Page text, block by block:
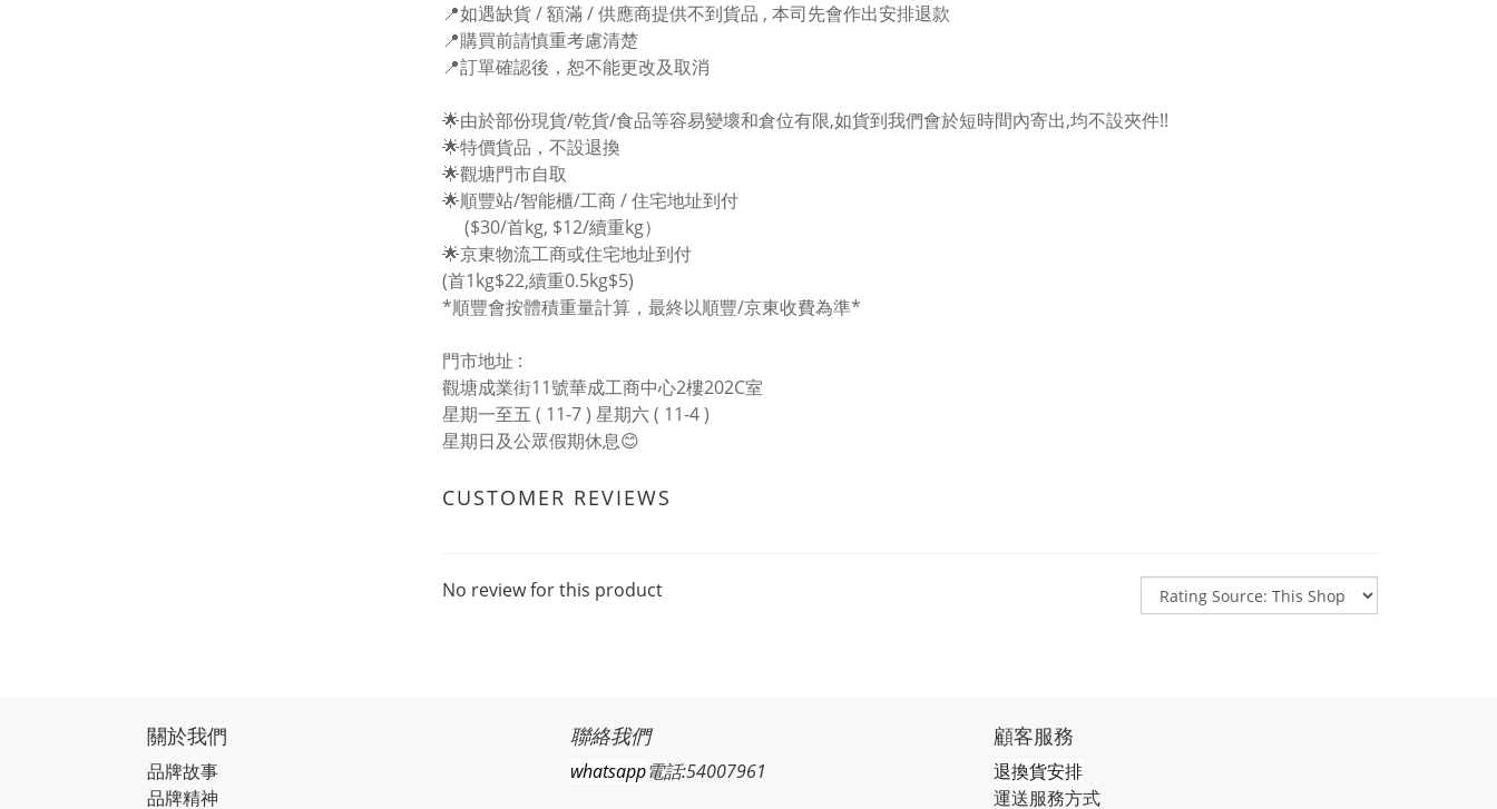
📍如遇缺貨 / 額滿 / 供應商提供不到貨品 , 本司先會作出安排退款
📍購買前請慎重考慮清楚
📍訂單確認後，恕不能更改及取消
🌟由於部份現貨/乾貨/食品等容易變壞和倉位有限,如貨到我們會於短時間內寄出,均不設夾件!!
🌟特價貨品，不設退換
🌟觀塘門市自取
🌟順豐站/智能櫃/工商 / 住宅地址到付
($30/首kg, $12/續重kg）
🌟京東物流工商或住宅地址到付
(首1kg$22,續重0.5kg$5)
*順豐會按體積重量計算，最終以順豐/京東收費為準*
門市地址 :
觀塘成業街11號華成工商中心2樓202C室
星期一至五 ( 11-7 ) 星期六 ( 11-4 )
星期日及公眾假期休息😊
CUSTOMER REVIEWS
No review for this product
關於我們
品牌故事
品牌精神
聯絡我們
whatsapp電話:54007961
顧客服務
退換貨安排
運送服務方式